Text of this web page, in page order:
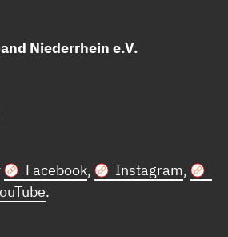
Niederrhein e.V.
Facebook, Instagram,
.